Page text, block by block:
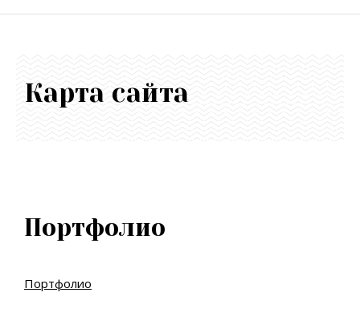
Карта сайта
Портфолио
Портфолио